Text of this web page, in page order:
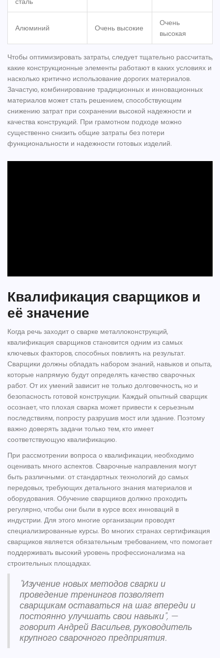
Алюминий Очень высокие
Очень
высокая
Чтобы оптимизировать затраты, следует тщательно рассчитать,
какие конструкционные элементы работают в каких условиях и
насколько критично использование дорогих материалов.
Зачастую, комбинирование традиционных и инновационных
материалов может стать решением, способствующим
снижению затрат при сохранении высокой надежности и
качества конструкций. При грамотном подходе можно
существенно снизить общие затраты без потери
функциональности и надежности готовых изделий.
Квалификация сварщиков и
её значение
Когда речь заходит о сварке металлоконструкций,
квалификация сварщиков становится одним из самых
ключевых факторов, способных повлиять на результат.
Сварщики должны обладать набором знаний, навыков и опыта,
которые напрямую будут определять качество сварочных
работ. От их умений зависит не только долговечность, но и
безопасность готовой конструкции. Каждый опытный сварщик
осознает, что плохая сварка может привести к серьезным
последствиям, попросту разрушив мост или здание. Поэтому
важно доверять задачи только тем, кто имеет
соответствующую квалификацию.
При рассмотрении вопроса о квалификации, необходимо
оценивать много аспектов. Сварочные направления могут
быть различными: от стандартных технологий до самых
передовых, требующих детального знания материалов и
оборудования. Обучение сварщиков должно проходить
регулярно, чтобы они были в курсе всех инноваций в
индустрии. Для этого многие организации проводят
специализированные курсы. Во многих странах сертификация
сварщиков является обязательным требованием, что помогает
поддерживать высокий уровень профессионализма на
строительных площадках.
"Изучение новых методов сварки и
проведение тренингов позволяет
сварщикам оставаться на шаг впереди и
постоянно улучшать свои навыки", —
говорит Андрей Васильев, руководитель
крупного сварочного предприятия.